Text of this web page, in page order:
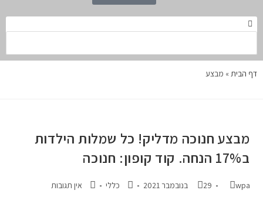
דף הבית» מבצע
מבצע חנוכה מדליק! כל שמלות הילדות
ב17% הנחה. קוד קופון: חנוכה
wpa 29 בנובמבר 2021 כללי אין תגובות